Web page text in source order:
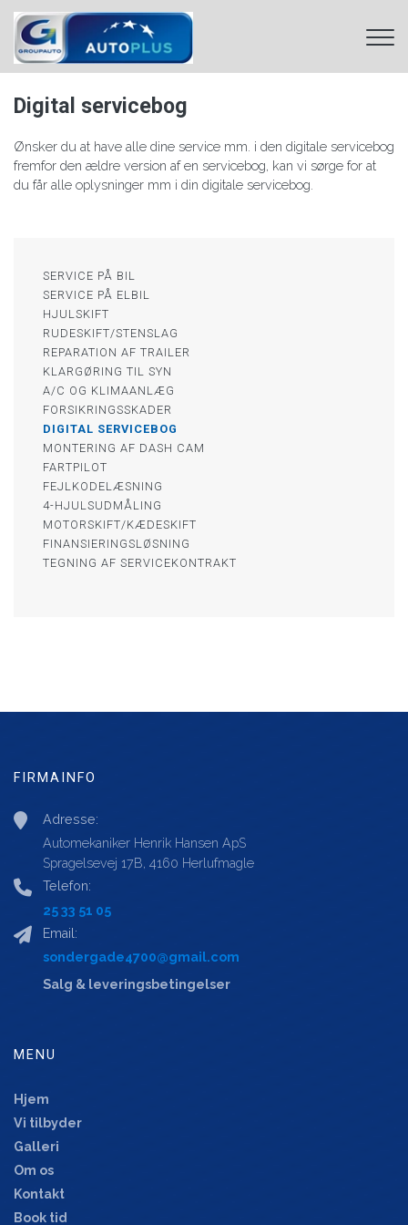
Gå
hovedindhold
Digital servicebog​
Ønsker du at have alle dine service mm. i den digitale servicebog
fremfor den ældre version af en servicebog, kan vi sørge for at
du får alle oplysninger mm i din digitale servicebog.​
Primær
navigation
SERVICE PÅ BIL
SERVICE PÅ ELBIL
HJULSKIFT
RUDESKIFT/STENSLAG
REPARATION AF TRAILER​
​KLARGØRING TIL SYN
​A/C OG KLIMAANLÆG
​FORSIKRINGSSKADER
DIGITAL SERVICEBOG​
MONTERING AF DASH CAM​
FARTPILOT
FEJLKODELÆSNING
4-HJULSUDMÅLING
MOTORSKIFT/KÆDESKIFT​
FINANSIERINGSLØSNING
TEGNING AF SERVICEKONTRAKT
FIRMAINFO
Adresse:
Automekaniker Henrik Hansen ApS
Spragelsevej 17B, 4160 Herlufmagle
Telefon:
25 33 51 05
Email:
sondergade4700@gmail.com
Salg & leveringsbetingelser
MENU
Hjem
Vi tilbyder
Galleri
Om os
Kontakt
Book tid